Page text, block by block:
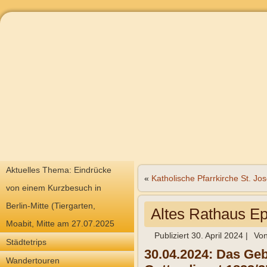
Aktuelles Thema: Eindrücke
von einem Kurzbesuch in
Berlin-Mitte (Tiergarten,
Moabit, Mitte am 27.07.2025
Städtetrips
Wandertouren
« Katholische Pfarrkirche St.
Altes Rathaus
Publiziert 30. April 2024 |
30.04.2024: Das